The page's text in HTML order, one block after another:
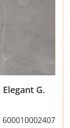
G.
600010002407